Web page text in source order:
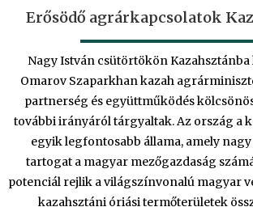
Erősödő agrárkapcsolatok
Nagy István csütörtökön
Omarov Szaparkhan kazah
partnerség és együttműködés
további irányáról tárgyaltak. Az ország a
egyik legfontosabb állama, amely
tartogat a magyar mezőgazdaság
potenciál rejlik a világszínvonalú magyar
kazahsztáni óriási termőterületek